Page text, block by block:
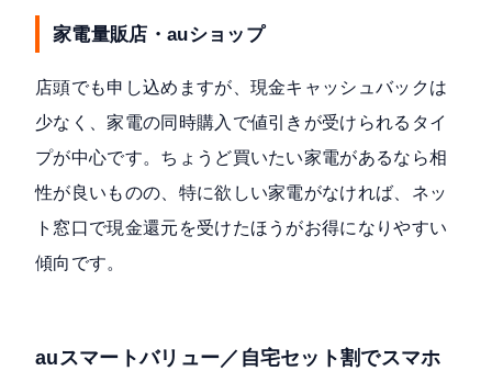
家電量販店・auショップ
店頭でも申し込めますが、現金キャッシュバックは
少なく、家電の同時購入で値引きが受けられるタイ
プが中心です。ちょうど買いたい家電があるなら相
性が良いものの、特に欲しい家電がなければ、ネッ
ト窓口で現金還元を受けたほうがお得になりやすい
傾向です。
auスマートバリュー／自宅セット割でスマホ